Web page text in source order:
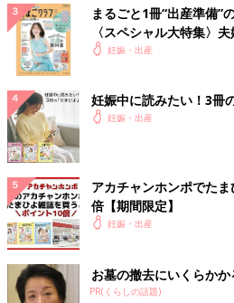
まるごと1冊“出産準備”
〈スペシャル大特集〉
妊娠・出産
妊娠中に読みたい！3冊
妊娠・出産
アカチャンホンポでた
倍【期間限定】
妊娠・出産
お墓の撤去にいくらか
PR(くらしの話題)